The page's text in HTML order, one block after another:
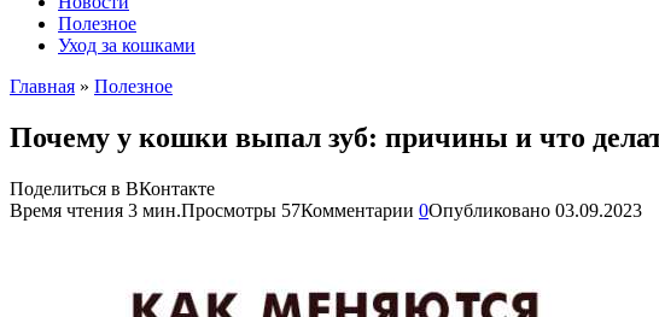
Полезное
Уход за кошками
Главная » Полезное
Почему у кошки выпал зуб: причины и что
Поделиться в ВКонтакте
Время чтения 3 мин.Просмотры 57Комментарии 0Опубликовано 03.09.2023